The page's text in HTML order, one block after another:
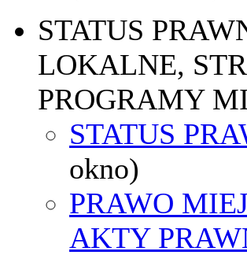
STATUS
LOKALNE,
PROGRAMY
STATUS
okno)
PRAWO
AKTY